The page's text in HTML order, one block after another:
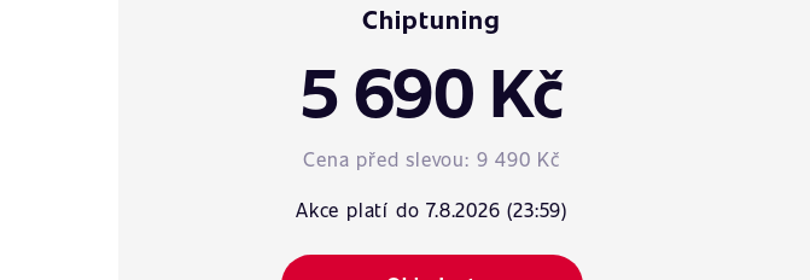
Chiptuning
5 690 Kč
Cena před slevou: 9 490 Kč
Akce platí do 7.8.2026 (23:59)